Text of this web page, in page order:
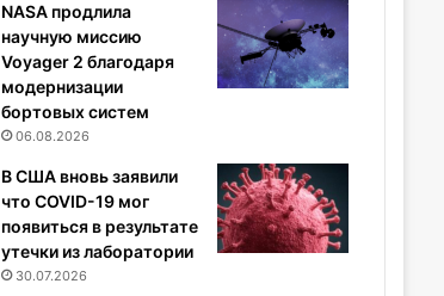
NASA продлила
научную миссию
Voyager 2 благодаря
модернизации
бортовых систем
06.08.2026
В США вновь заявили
что COVID-19 мог
появиться в результате
утечки из лаборатории
30.07.2026